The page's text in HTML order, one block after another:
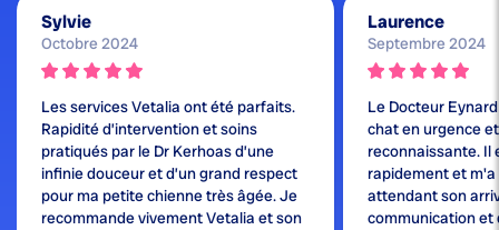
Sylvie
Octobre 2024
Les services Vetalia ont été parfaits.
Rapidité d’intervention et soins
pratiqués par le Dr Kerhoas d’une
infinie douceur et d’un grand respect
pour ma petite chienne très âgée. Je
recommande vivement Vetalia et son
Laurence
Septembre 2024
Le Docteur
chat en urgence
reconnaissante. Il
rapidement et m'a
attendant son
communication et